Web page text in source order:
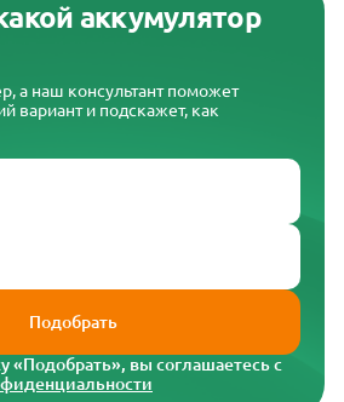
аккумулятор
а наш консультант поможет
вариант и подскажет, как
Подобрать
«Подобрать», вы соглашаетесь с